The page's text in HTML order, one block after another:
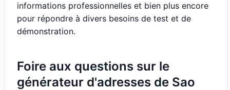
informations professionnelles et bien plus encore
pour répondre à divers besoins de test et de
démonstration.
Foire aux questions sur le
générateur d'adresses de Sao